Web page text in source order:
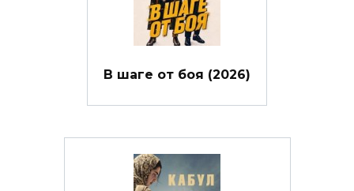
В шаге от боя (2026)